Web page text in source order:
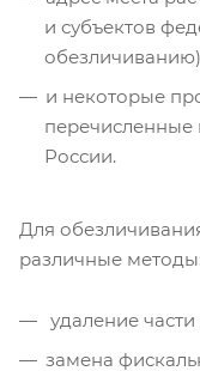
и субъектов
и некоторые
перечисленные
России.
Для
различные
удаление
замена